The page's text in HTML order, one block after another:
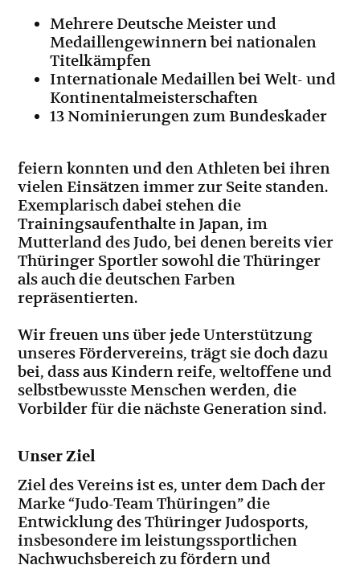
Mehrere Deutsche Meister und
Medaillengewinnern bei nationalen
Titelkämpfen
Internationale Medaillen bei Welt- und
Kontinentalmeisterschaften
13 Nominierungen zum Bundeskader
feiern konnten und den Athleten bei ihren
vielen Einsätzen immer zur Seite standen.
Exemplarisch dabei stehen die
Trainingsaufenthalte in Japan, im
Mutterland des Judo, bei denen bereits vier
Thüringer Sportler sowohl die Thüringer
als auch die deutschen Farben
repräsentierten.
Wir freuen uns über jede Unterstützung
unseres Fördervereins, trägt sie doch dazu
bei, dass aus Kindern reife, weltoffene und
selbstbewusste Menschen werden, die
Vorbilder für die nächste Generation sind.
Unser Ziel
Ziel des Vereins ist es, unter dem Dach der
Marke “Judo-Team Thüringen” die
Entwicklung des Thüringer Judosports,
insbesondere im leistungssportlichen
Nachwuchsbereich zu fördern und